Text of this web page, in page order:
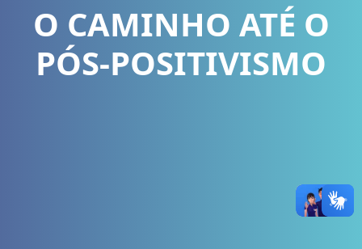
O CAMINHO ATÉ O
PÓS-POSITIVISMO